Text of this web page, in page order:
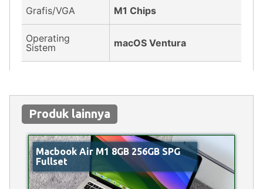
Grafis/VGA M1 Chips
Operating
Sistem
macOS Ventura
Produk lainnya
Macbook Air M1 8GB 256GB SPG
Fullset